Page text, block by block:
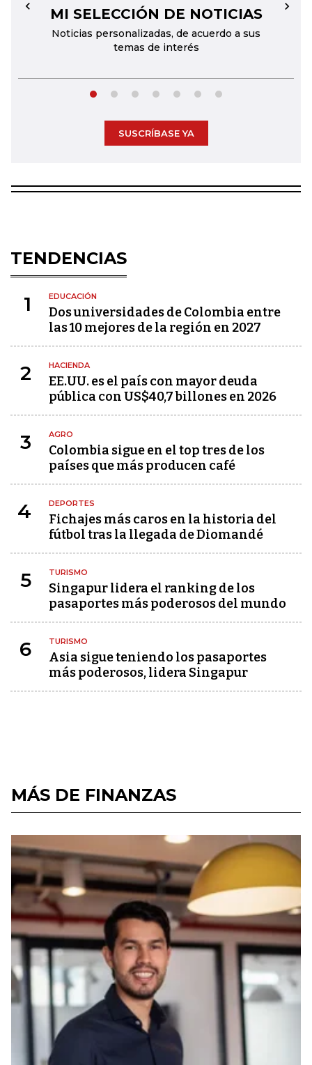
MI SELECCIÓN DE NOTICIAS
Noticias personalizadas, de acuerdo a sus
temas de interés
← →
SUSCRÍBASE YA
TENDENCIAS
1 EDUCACIÓN
Dos universidades de Colombia entre
las 10 mejores de la región en 2027
2 HACIENDA
EE.UU. es el país con mayor deuda
pública con US$40,7 billones en 2026
3 AGRO
Colombia sigue en el top tres de los
países que más producen café
4 DEPORTES
Fichajes más caros en la historia del
fútbol tras la llegada de Diomandé
5 TURISMO
Singapur lidera el ranking de los
pasaportes más poderosos del mundo
6 TURISMO
Asia sigue teniendo los pasaportes
más poderosos, lidera Singapur
MÁS DE FINANZAS